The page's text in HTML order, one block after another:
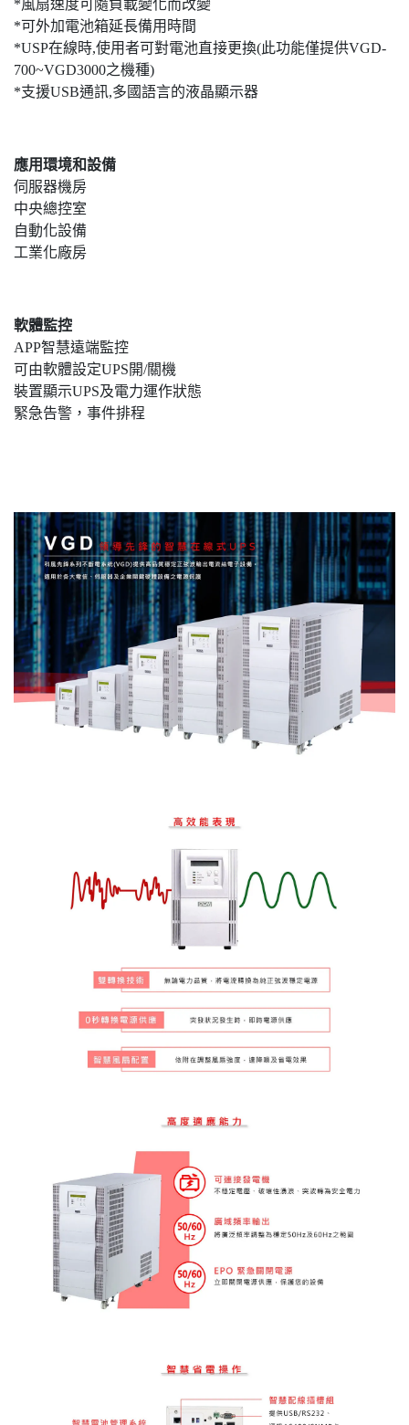
*風扇速度可隨負載變化而改變
*可外加電池箱延長備用時間
*USP在線時,使用者可對電池直接更換(此功能僅提供VGD-
700~VGD3000之機種)
*支援USB通訊,多國語言的液晶顯示器
應用環境和設備
伺服器機房
中央總控室
自動化設備
工業化廠房
軟體監控
APP智慧遠端監控
可由軟體設定UPS開/關機
裝置顯示UPS及電力運作狀態
緊急告警，事件排程